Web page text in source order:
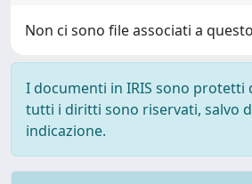
Non ci sono file associati a
I documenti in IRIS sono protetti
tutti i diritti sono riservati, salvo
indicazione.